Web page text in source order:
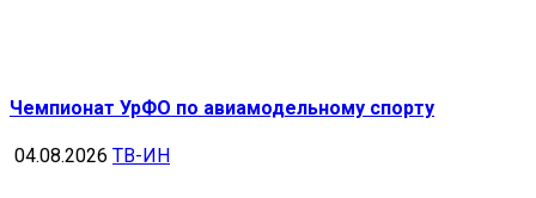
Чемпионат УрФО по авиамодельному спорту
04.08.2026 ТВ-ИН